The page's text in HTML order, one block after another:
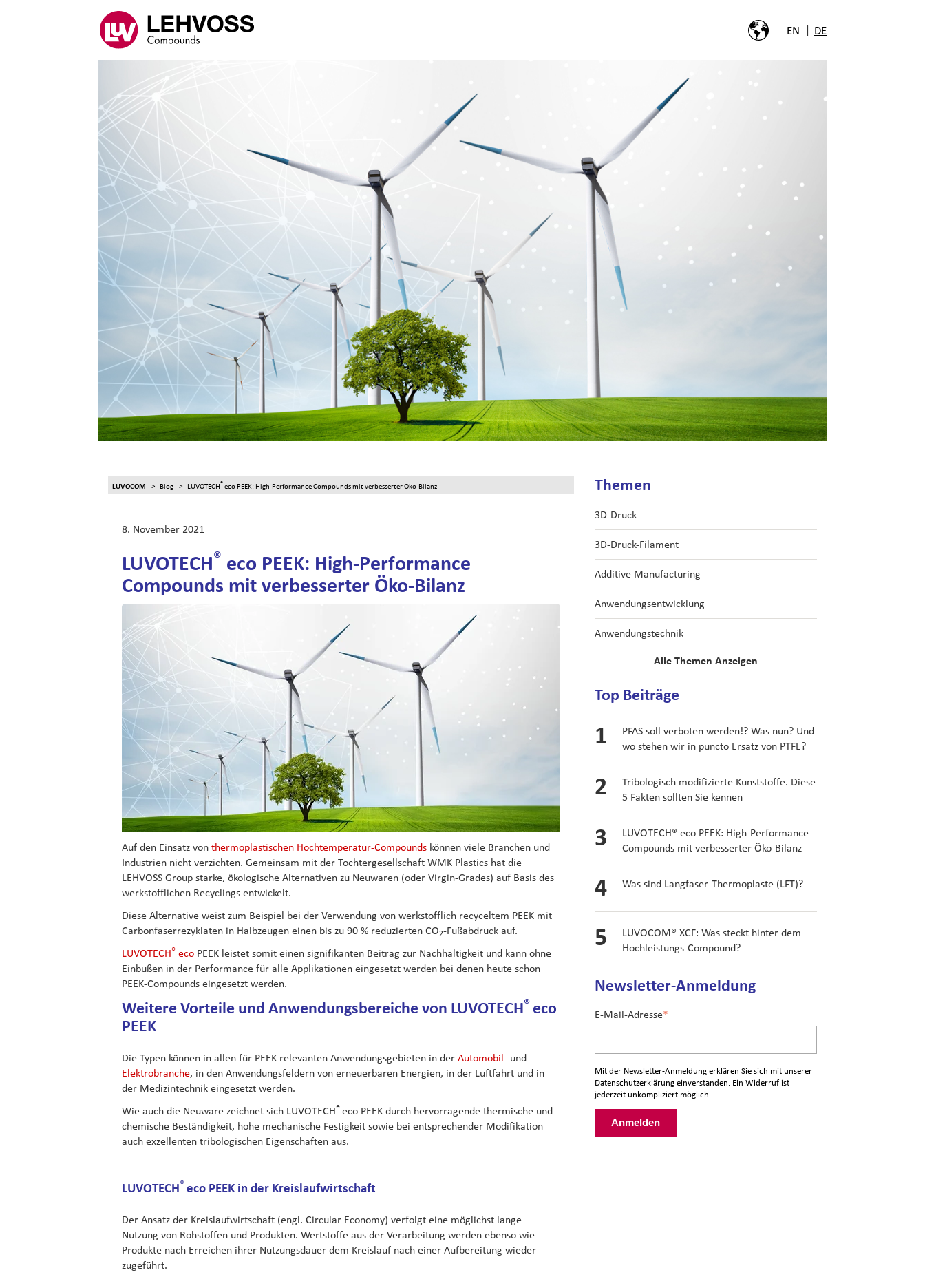
EN | DE
LUVOCOM Blog LUVOTECH®eco PEEK: High-Performance Compounds mit verbesserter Öko-Bilanz
8. November 2021
LUVOTECH® eco PEEK: High-Performance
Compounds mit verbesserter Öko-Bilanz
Auf den Einsatz vonthermoplastischen Hochtemperatur-Compounds können viele Branchen und
Industrien nicht verzichten. Gemeinsam mit der Tochtergesellschaft WMK Plastics hat die
LEHVOSS Group starke, ökologische Alternativen zu Neuwaren (oder Virgin-Grades) auf Basis des
werkstofflichen Recyclings entwickelt.
Diese Alternative weist zum Beispiel bei der Verwendung von werkstofflich recyceltem PEEK mit
Carbonfaserrezyklaten in Halbzeugen einen bis zu 90 % reduzierten CO2-Fußabdruck auf.
LUVOTECH® eco PEEK leistet somit einen signifikanten Beitrag zur Nachhaltigkeit und kann ohne
Einbußen in der Performance für alle Applikationen eingesetzt werden bei denen heute schon
PEEK-Compounds eingesetzt werden.
Weitere Vorteile und Anwendungsbereiche von LUVOTECH® eco
PEEK
Die Typen können in allen für PEEK relevanten Anwendungsgebieten in derAutomobil- und
Elektrobranche, in den Anwendungsfeldern von erneuerbaren Energien, in der Luftfahrt und in
der Medizintechnik eingesetzt werden.
Wie auch die Neuware zeichnet sich LUVOTECH®eco PEEK durch hervorragende thermische und
chemische Beständigkeit, hohe mechanische Festigkeit sowie bei entsprechender Modifikation
auch exzellenten tribologischen Eigenschaften aus.
LUVOTECH®eco PEEK in der Kreislaufwirtschaft
Der Ansatz der Kreislaufwirtschaft (engl. Circular Economy) verfolgt eine möglichst lange
Nutzung von Rohstoffen und Produkten. Wertstoffe aus der Verarbeitung werden ebenso wie
Produkte nach Erreichen ihrer Nutzungsdauer dem Kreislauf nach einer Aufbereitung wieder
zugeführt.
Themen
3D-Druck
3D-Druck-Filament
Additive Manufacturing
Anwendungsentwicklung
Anwendungstechnik
Alle Themen Anzeigen
Top Beiträge
PFAS soll verboten werden!? Was nun? Und
wo stehen wir in puncto Ersatz von PTFE?
Tribologisch modifizierte Kunststoffe. Diese
5 Fakten sollten Sie kennen
LUVOTECH® eco PEEK: High-Performance
Compounds mit verbesserter Öko-Bilanz
Was sind Langfaser-Thermoplaste (LFT)?
LUVOCOM® XCF: Was steckt hinter dem
Hochleistungs-Compound?
Newsletter-Anmeldung
E-Mail-Adresse*
Mit der Newsletter-Anmeldung erklären Sie sich mit unserer
Datenschutzerklärungeinverstanden. Ein Widerruf ist
jederzeit unkompliziert möglich.